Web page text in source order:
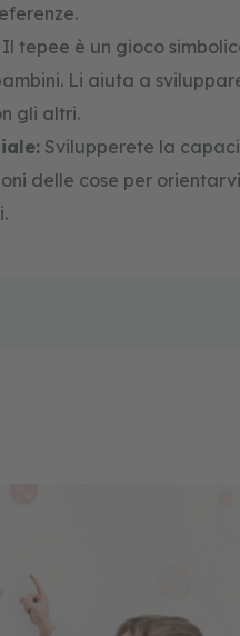
tepee è un gioco
Li aiuta a
gli altri.
Svilupperete la
delle cose per